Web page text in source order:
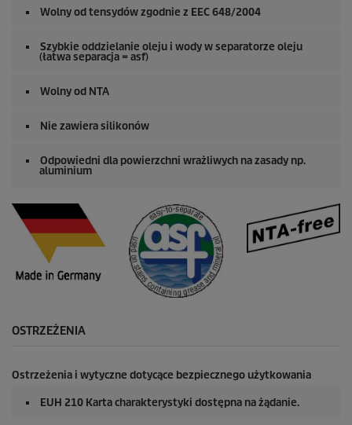
Wolny od tensydów zgodnie z EEC 648/2004
Szybkie oddzielanie oleju i wody w separatorze oleju
(łatwa separacja = asf)
Wolny od NTA
Nie zawiera silikonów
Odpowiedni dla powierzchni wrażliwych na zasady np.
aluminium
OSTRZEŻENIA
Ostrzeżenia i wytyczne dotycące bezpiecznego użytkowania
EUH 210 Karta charakterystyki dostępna na żądanie.